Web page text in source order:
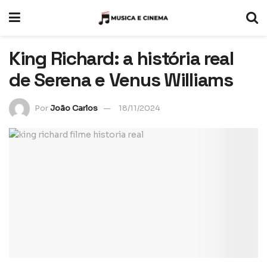
King Richard: a história real
de Serena e Venus Williams
PorJoão Carlos 18/11/2024